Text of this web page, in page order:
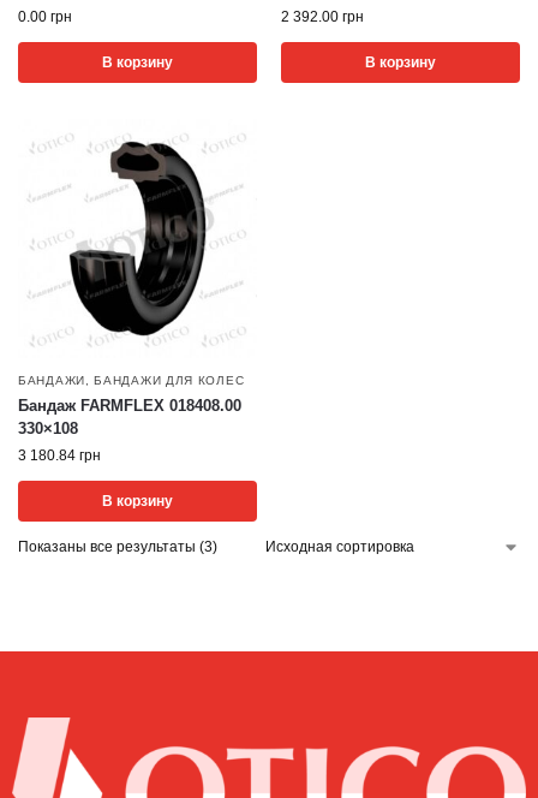
0.00 грн
В корзину
2 392.00 грн
В корзину
БАНДАЖИ ,БАНДАЖИ ДЛЯ КОЛЕС
Бандаж FARMFLEX 018408.00
330×108
3 180.84 грн
В корзину
Показаны все результаты (3)